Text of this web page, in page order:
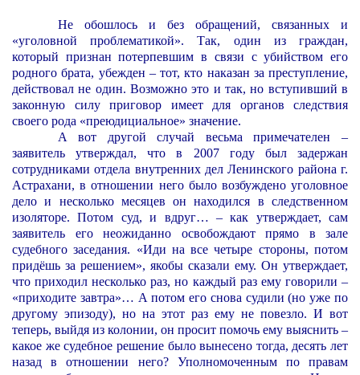
Не обошлось и без обращений, связанных и
«уголовной проблематикой». Так, один из граждан,
который признан потерпевшим в связи с убийством его
родного брата, убежден – тот, кто наказан за преступление,
действовал не один. Возможно это и так, но вступивший в
законную силу приговор имеет для органов следствия
своего рода «преюдициальное» значение.
А вот другой случай весьма примечателен –
заявитель утверждал, что в 2007 году был задержан
сотрудниками отдела внутренних дел Ленинского района г.
Астрахани, в отношении него было возбуждено уголовное
дело и несколько месяцев он находился в следственном
изоляторе. Потом суд, и вдруг… – как утверждает, сам
заявитель его неожиданно освобождают прямо в зале
судебного заседания. «Иди на все четыре стороны, потом
придёшь за решением», якобы сказали ему. Он утверждает,
что приходил несколько раз, но каждый раз ему говорили –
«приходите завтра»… А потом его снова судили (но уже по
другому эпизоду), но на этот раз ему не повезло. И вот
теперь, выйдя из колонии, он просит помочь ему выяснить –
какое же судебное решение было вынесено тогда, десять лет
назад в отношении него? Уполномоченным по правам